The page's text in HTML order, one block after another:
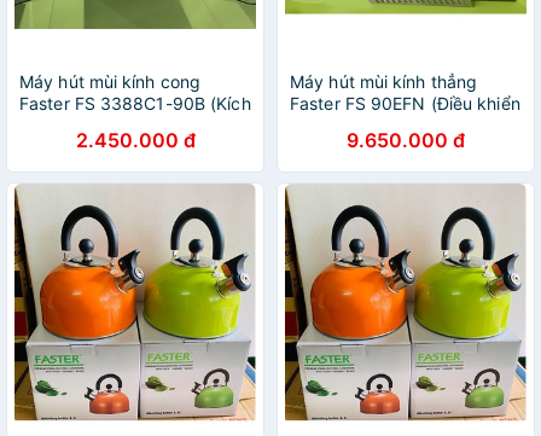
Máy hút mùi kính cong
Faster FS 3388C1-90B (Kích
Chính Hãng 24 Tháng)
2.450.000 đ
Máy hút mùi kính thẳng
Faster FS 90EFN (Điều khiển
Khỏe, Hút êm, Bảo Hành
Chính Hãng 2 năm)
9.650.000 đ